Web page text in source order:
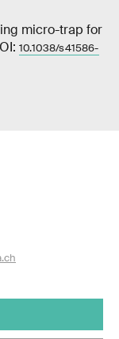
micro-trap for
10.1038/s41586-